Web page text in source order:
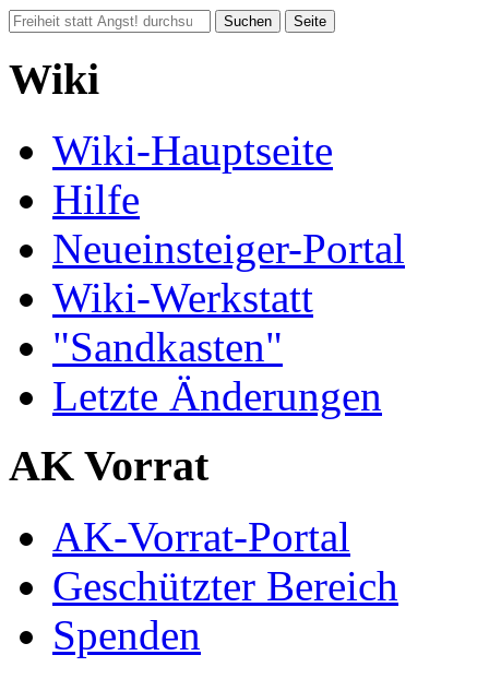
Wiki
Wiki-Hauptseite
Hilfe
Neueinsteiger-Portal
Wiki-Werkstatt
"Sandkasten"
Letzte Änderungen
AK Vorrat
AK-Vorrat-Portal
Geschützter Bereich
Spenden